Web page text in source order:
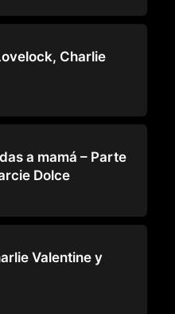
Charlie
a mamá – Parte
Dolce
Valentine y